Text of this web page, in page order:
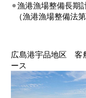
広島港宇品地区 客
ース
漁港漁場整備長期
（漁港漁場整備法